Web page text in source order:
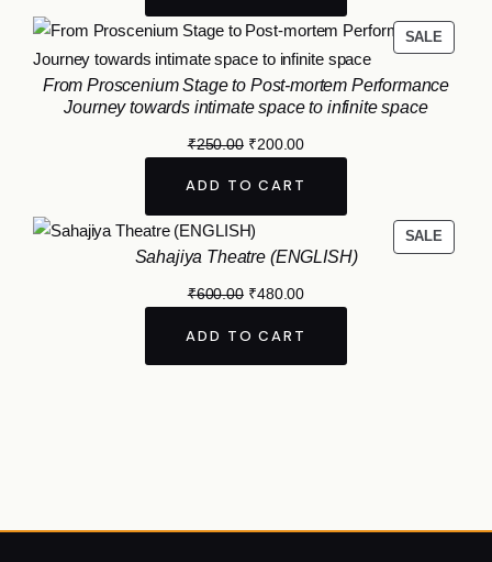
SALE
From Proscenium Stage to Post-mortem Performance
Journey towards intimate space to infinite space
₹250.00 ₹200.00
ADD TO CART
SALE
Sahajiya Theatre (ENGLISH)
₹600.00 ₹480.00
ADD TO CART